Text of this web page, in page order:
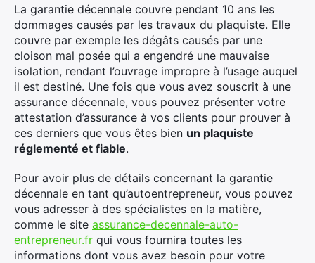
La garantie décennale couvre pendant 10 ans les
dommages causés par les travaux du plaquiste. Elle
couvre par exemple les dégâts causés par une
cloison mal posée qui a engendré une mauvaise
isolation, rendant l’ouvrage impropre à l’usage auquel
il est destiné. Une fois que vous avez souscrit à une
assurance décennale, vous pouvez présenter votre
attestation d’assurance à vos clients pour prouver à
ces derniers que vous êtes bien un plaquiste
réglementé et fiable.
Pour avoir plus de détails concernant la garantie
décennale en tant qu’autoentrepreneur, vous pouvez
vous adresser à des spécialistes en la matière,
comme le site assurance-decennale-auto-
entrepreneur.fr qui vous fournira toutes les
informations dont vous avez besoin pour votre